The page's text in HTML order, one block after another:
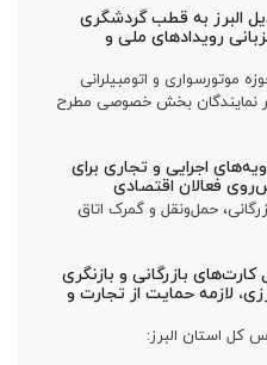
البرز به قطب گردشگری
رویدادهای ملی و
موتورسواری و اتومبیلرانی
نمایندگان بخش خصوصی مطرح
اجرایی و تجاری برای
فعالان اقتصادی
حمل‌ونقل و گمرک اتاق
کارت‌های بازرگانی و بازنگری
لازمه حمایت از تجارت و
کل استان البرز: